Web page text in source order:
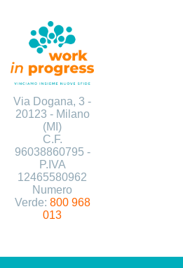
Via Dogana, 3 -
20123 - Milano
(MI)
C.F.
96038860795 -
P.IVA
12465580962
Numero
Verde: 800 968
013